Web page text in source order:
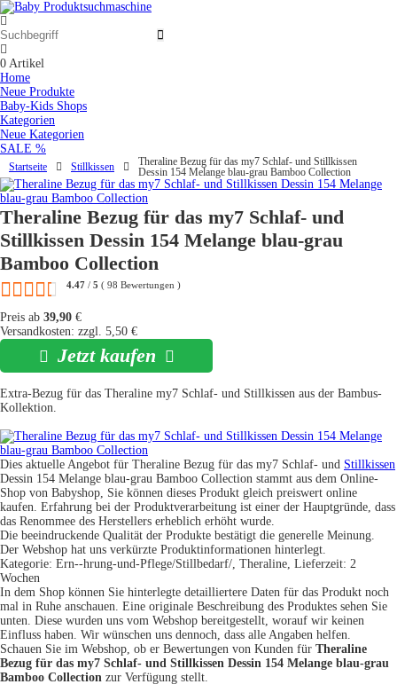
0 Artikel
Home
Neue Produkte
Baby-Kids Shops
Kategorien
Neue Kategorien
SALE %
Startseite Stillkissen
Theraline Bezug für das my7 Schlaf- und Stillkissen
Dessin 154 Melange blau-grau Bamboo Collection
Theraline Bezug für das my7 Schlaf- und
Stillkissen Dessin 154 Melange blau-grau
Bamboo Collection
4.47 / 5 ( 98 Bewertungen )
Preis ab 39,90 €
Versandkosten: zzgl. 5,50 €
Jetzt kaufen
Extra-Bezug für das Theraline my7 Schlaf- und Stillkissen aus der Bambus-
Kollektion.
Dies aktuelle Angebot für Theraline Bezug für das my7 Schlaf- und Stillkissen
Dessin 154 Melange blau-grau Bamboo Collection stammt aus dem Online-
Shop von Babyshop, Sie können dieses Produkt gleich preiswert online
kaufen. Erfahrung bei der Produktverarbeitung ist einer der Hauptgründe, dass
das Renommee des Herstellers erheblich erhöht wurde.
Die beeindruckende Qualität der Produkte bestätigt die generelle Meinung.
Der Webshop hat uns verkürzte Produktinformationen hinterlegt.
Kategorie: Ern--hrung-und-Pflege/Stillbedarf/, Theraline, Lieferzeit: 2
Wochen
In dem Shop können Sie hinterlegte detailliertere Daten für das Produkt noch
mal in Ruhe anschauen. Eine originale Beschreibung des Produktes sehen Sie
unten. Diese wurden uns vom Webshop bereitgestellt, worauf wir keinen
Einfluss haben. Wir wünschen uns dennoch, dass alle Angaben helfen.
Schauen Sie im Webshop, ob er Bewertungen von Kunden für Theraline
Bezug für das my7 Schlaf- und Stillkissen Dessin 154 Melange blau-grau
Bamboo Collection zur Verfügung stellt.